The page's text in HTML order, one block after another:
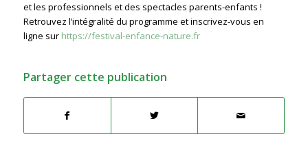
et les professionnels et des spectacles parents-enfants !
Retrouvez l’intégralité du programme et inscrivez-vous en
ligne surhttps://festival-enfance-nature.fr
Partager cette publication